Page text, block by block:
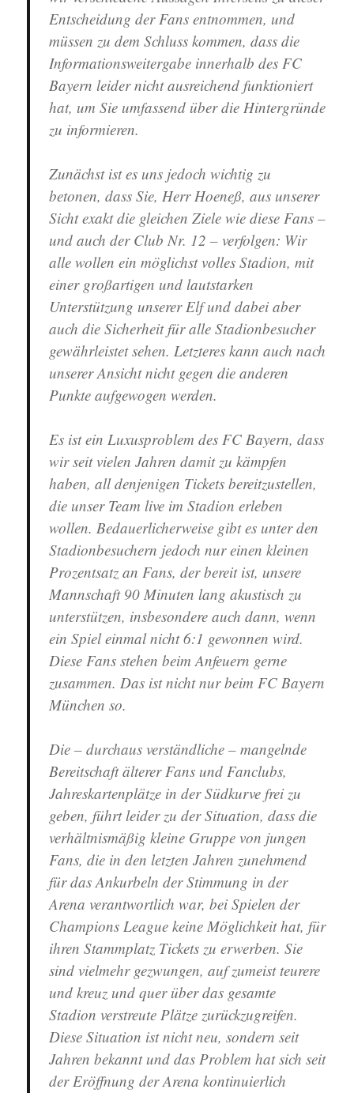
Entscheidung der Fans entnommen, und
müssen zu dem Schluss kommen, dass die
Informationsweitergabe innerhalb des FC
Bayern leider nicht ausreichend funktioniert
hat, um Sie umfassend über die Hintergründe
zu informieren.
Zunächst ist es uns jedoch wichtig zu
betonen, dass Sie, Herr Hoeneß, aus unserer
Sicht exakt die gleichen Ziele wie diese Fans –
und auch der Club Nr. 12 – verfolgen: Wir
alle wollen ein möglichst volles Stadion, mit
einer großartigen und lautstarken
Unterstützung unserer Elf und dabei aber
auch die Sicherheit für alle Stadionbesucher
gewährleistet sehen. Letzteres kann auch nach
unserer Ansicht nicht gegen die anderen
Punkte aufgewogen werden.
Es ist ein Luxusproblem des FC Bayern, dass
wir seit vielen Jahren damit zu kämpfen
haben, all denjenigen Tickets bereitzustellen,
die unser Team live im Stadion erleben
wollen. Bedauerlicherweise gibt es unter den
Stadionbesuchern jedoch nur einen kleinen
Prozentsatz an Fans, der bereit ist, unsere
Mannschaft 90 Minuten lang akustisch zu
unterstützen, insbesondere auch dann, wenn
ein Spiel einmal nicht 6:1 gewonnen wird.
Diese Fans stehen beim Anfeuern gerne
zusammen. Das ist nicht nur beim FC Bayern
München so.
Die – durchaus verständliche – mangelnde
Bereitschaft älterer Fans und Fanclubs,
Jahreskartenplätze in der Südkurve frei zu
geben, führt leider zu der Situation, dass die
verhältnismäßig kleine Gruppe von jungen
Fans, die in den letzten Jahren zunehmend
für das Ankurbeln der Stimmung in der
Arena verantwortlich war, bei Spielen der
Champions League keine Möglichkeit hat, für
ihren Stammplatz Tickets zu erwerben. Sie
sind vielmehr gezwungen, auf zumeist teurere
und kreuz und quer über das gesamte
Stadion verstreute Plätze zurückzugreifen.
Diese Situation ist nicht neu, sondern seit
Jahren bekannt und das Problem hat sich seit
der Eröffnung der Arena kontinuierlich